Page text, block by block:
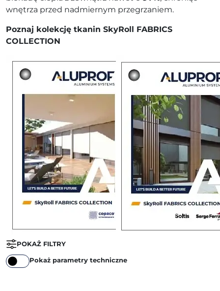
wnętrza przed nadmiernym przegrzaniem.
Poznaj kolekcję tkanin SkyRoll FABRICS
COLLECTION
POKAŻ FILTRY
Pokaż parametry techniczne